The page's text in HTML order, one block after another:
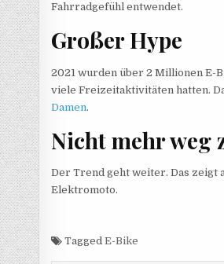
Fahrradgefühl entwendet.
Großer Hype
2021 wurden über 2 Millionen E-
viele Freizeitaktivitäten hatten.
Damen.
Nicht mehr weg
Der Trend geht weiter. Das zeigt
Elektromoto.
TaggedE-Bike